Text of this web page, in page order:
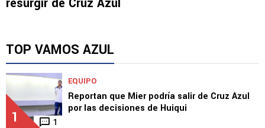
TOP VAMOS AZUL
1 1
EQUIPO
Reportan que Mier podría salir de Cruz Azul
por las decisiones de Huiqui